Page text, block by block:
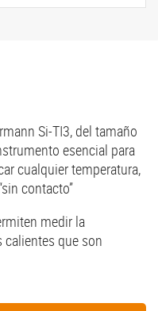
Si-TI3, del tamaño
esencial para
cualquier temperatura,
contacto”
medir la
que son